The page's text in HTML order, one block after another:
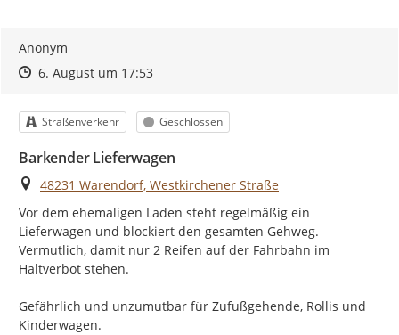
Anonym
Zeitpunkt des Erstellens
Zeitpunkt des Erstellens
6. August um 17:53Zur Äußerung
Kategorie
Straßenverkehr Status
Geschlossen
Barkender Lieferwagen
Ort
48231 Warendorf, Westkirchener Straße
Vor dem ehemaligen Laden steht regelmäßig ein
Lieferwagen und blockiert den gesamten Gehweg.
Vermutlich, damit nur 2 Reifen auf der Fahrbahn im
Haltverbot stehen.
Gefährlich und unzumutbar für Zufußgehende, Rollis und
Kinderwagen.